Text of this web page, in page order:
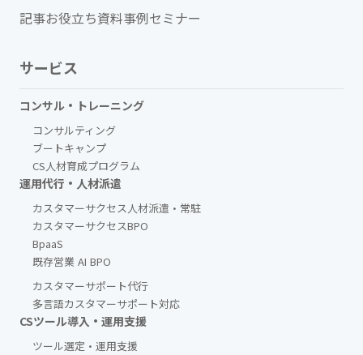
記事お役立ち資料事例セミナー
サービス
コンサル・トレーニング
コンサルティング
ブートキャンプ
CS人材育成プログラム
運用代行・人材派遣
カスタマーサクセス人材派遣・常駐
カスタマーサクセスBPO
BpaaS​
既存営業 AI BPO
カスタマーサポート代行
多言語カスタマーサポート対応
CSツール導入・運用支援
ツール選定・運用支援